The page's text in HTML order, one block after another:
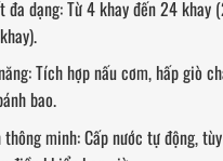
đa dạng: Từ 4 khay đến 24 khay
Tích hợp nấu cơm, hấp giò
bao.
thông minh: Cấp nước tự động, tùy